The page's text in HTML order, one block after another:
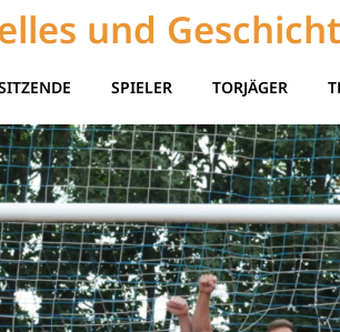
und
SPIELER TORJÄGER